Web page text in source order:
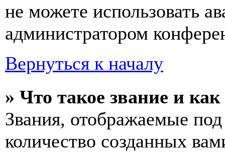
не можете использовать
администратором
Вернуться к началу
» Что такое звание и
Звания, отображаемые
количество созданных